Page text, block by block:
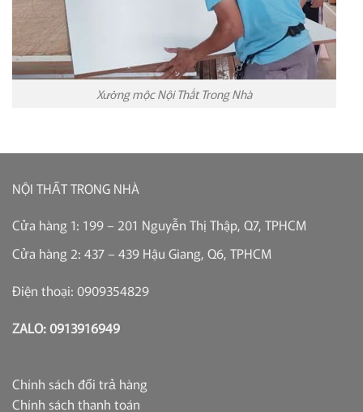
Xưởng mộc Nội Thất Trong Nhà
NỘI THẤT TRONG NHÀ
Cửa hàng 1: 199 – 201 Nguyễn Thị Thập, Q7, TPHCM
Cửa hàng 2: 437 – 439 Hậu Giang, Q6, TPHCM
Điện thoại: 0909354829
ZALO: 0913916949
Chính sách đổi trả hàng
Chính sách thanh toán